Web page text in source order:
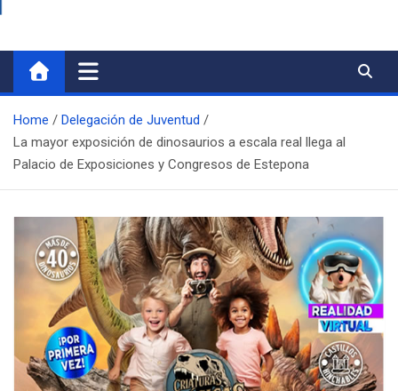
Home
Delegación de Juventud
La mayor exposición de dinosaurios a escala real llega al
Palacio de Exposiciones y Congresos de Estepona